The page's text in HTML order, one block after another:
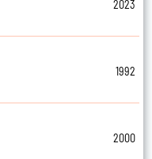
2023
1992
2000